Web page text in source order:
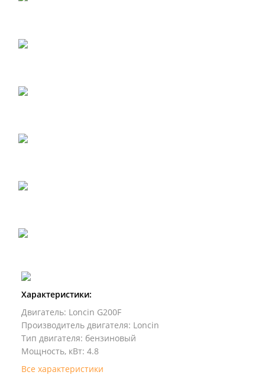
Характеристики:
Двигатель: Loncin G200F
Производитель двигателя: Loncin
Тип двигателя: бензиновый
Мощность, кВт: 4.8
Все характеристики